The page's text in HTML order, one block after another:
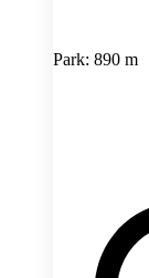
Park: 890 m